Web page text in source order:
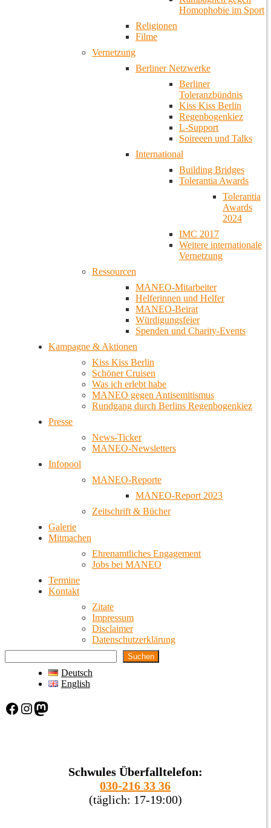
Homophobie im Sport
Religionen
Filme
Vernetzung
Berliner Netzwerke
Berliner
Toleranzbündnis
Kiss Kiss Berlin
Regenbogenkiez
L-Support
Soireeen und Talks
International
Building Bridges
Tolerantia Awards
Tolerantia
Awards
2024
IMC 2017
Weitere internationale
Vernetzung
Ressourcen
MANEO-Mitarbeiter
Helferinnen und Helfer
MANEO-Beirat
Würdigungsfeier
Spenden und Charity-Events
Kampagne & Aktionen
Kiss Kiss Berlin
Schöner Cruisen
Was ich erlebt habe
MANEO gegen Antisemitismus
Rundgang durch Berlins Regenbogenkiez
Presse
News-Ticker
MANEO-Newsletters
Infopool
MANEO-Reporte
MANEO-Report 2023
Zeitschrift & Bücher
Galerie
Mitmachen
Ehrenamtliches Engagement
Jobs bei MANEO
Termine
Kontakt
Zitate
Impressum
Disclaimer
Datenschutzerklärung
Suchen
Deutsch
English
Facebook Instagram Mastodon
Schwules Überfalltelefon:
030-216 33 36
(täglich: 17-19:00)